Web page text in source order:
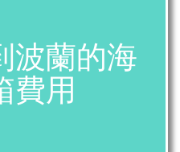
波蘭的海
費用